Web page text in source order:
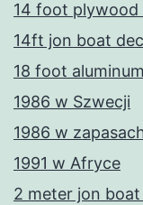
14 foot plywood
14ft jon boat
18 foot
1986 w Szwecji
1986 w
1991 w Afryce
2 meter jon